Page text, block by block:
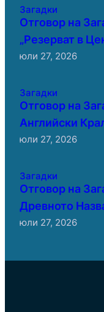
Загадки
Отговор на
„Резерват в
юли 27, 2026
Загадки
Отговор на
Английски
юли 27, 2026
Загадки
Отговор на
Древното
юли 27, 2026